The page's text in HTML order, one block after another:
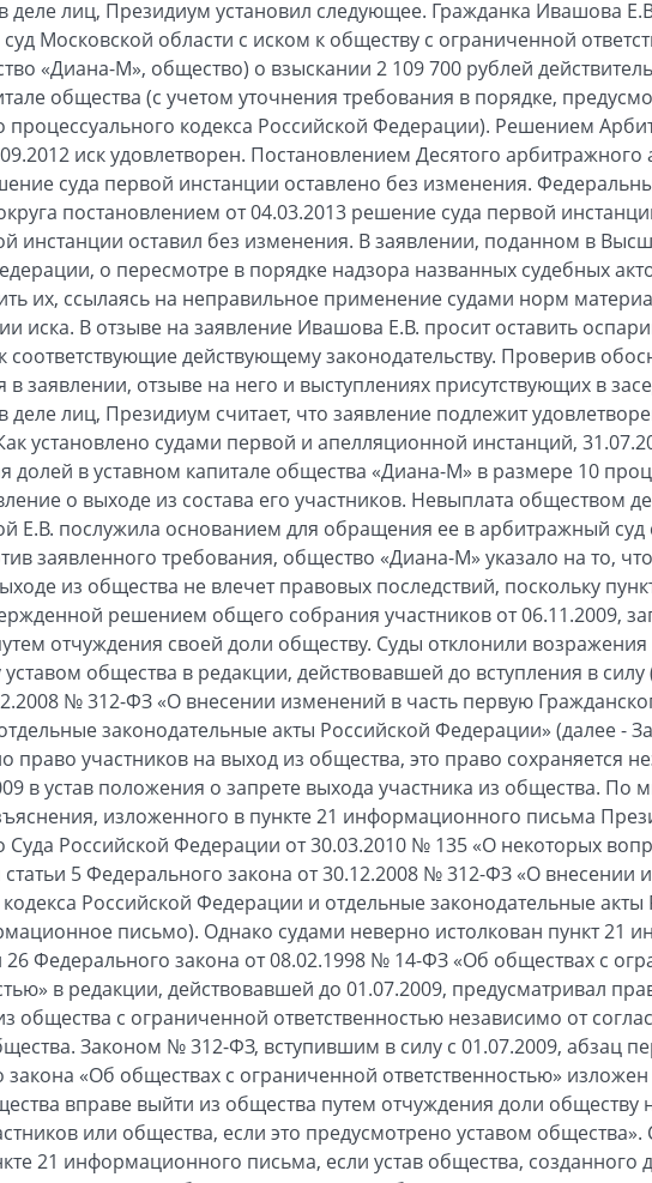
деле лиц, Президиум установил следующее. Гражданка Ивашова
Московской области с иском к обществу с ограниченной
«Диана-М», общество) о взыскании 2 109 700 рублей
общества (с учетом уточнения требования в порядке,
процессуального кодекса Российской Федерации). Решением
иск удовлетворен. Постановлением Десятого
суда первой инстанции оставлено без изменения.
постановлением от 04.03.2013 решение суда первой
инстанции оставил без изменения. В заявлении, поданном в
о пересмотре в порядке надзора названных судебных
их, ссылаясь на неправильное применение судами норм
иска. В отзыве на заявление Ивашова Е.В. просит оставить
соответствующие действующему законодательству. Проверив
заявлении, отзыве на него и выступлениях присутствующих в
деле лиц, Президиум считает, что заявление подлежит
установлено судами первой и апелляционной инстанций,
долей в уставном капитале общества «Диана-М» в размере 10
о выходе из состава его участников. Невыплата обществом
Е.В. послужила основанием для обращения ее в арбитражный суд
заявленного требования, общество «Диана-М» указало на то,
из общества не влечет правовых последствий, поскольку
решением общего собрания участников от 06.11.2009,
отчуждения своей доли обществу. Суды отклонили возражения
уставом общества в редакции, действовавшей до вступления в
№ 312-ФЗ «О внесении изменений в часть первую
законодательные акты Российской Федерации» (далее -
право участников на выход из общества, это право сохраняется
в устав положения о запрете выхода участника из общества. По
изложенного в пункте 21 информационного письма
Российской Федерации от 30.03.2010 № 135 «О некоторых
5 Федерального закона от 30.12.2008 № 312-ФЗ «О внесении
Российской Федерации и отдельные законодательные
письмо). Однако судами неверно истолкован пункт 21
26 Федерального закона от 08.02.1998 № 14-ФЗ «Об обществах с
в редакции, действовавшей до 01.07.2009, предусматривал
общества с ограниченной ответственностью независимо от
Законом № 312-ФЗ, вступившим в силу с 01.07.2009, абзац
«Об обществах с ограниченной ответственностью»
вправе выйти из общества путем отчуждения доли обществу
или общества, если это предусмотрено уставом
21 информационного письма, если устав общества, созданного